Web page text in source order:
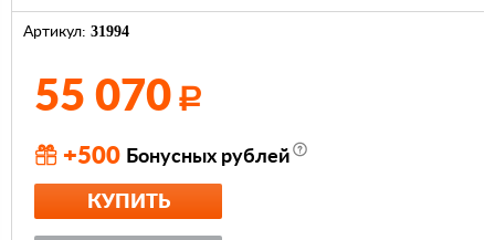
Артикул: 31994
55 070 Р
+500 Бонусных рублей
КУПИТЬ